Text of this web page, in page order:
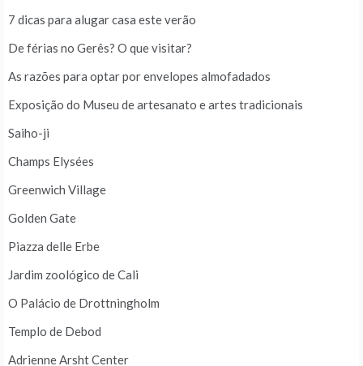
7 dicas para alugar casa este verão
De férias no Gerês? O que visitar?
As razões para optar por envelopes almofadados
Exposição do Museu de artesanato e artes tradicionais
Saiho-ji
Champs Elysées
Greenwich Village
Golden Gate
Piazza delle Erbe
Jardim zoológico de Cali
O Palácio de Drottningholm
Templo de Debod
Adrienne Arsht Center